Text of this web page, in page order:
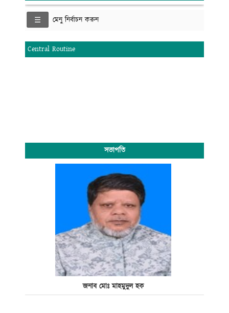
মেনু নির্বাচন করুন
Central Routine
সভাপতি
জনাব মোঃ মাহমুদুল হক